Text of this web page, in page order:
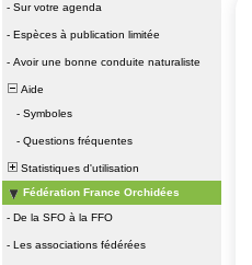
- Sur votre agenda
- Espèces à publication limitée
- Avoir une bonne conduite naturaliste
Aide
- Symboles
- Questions fréquentes
Statistiques d'utilisation
Fédération France Orchidées
- De la SFO à la FFO
- Les associations fédérées